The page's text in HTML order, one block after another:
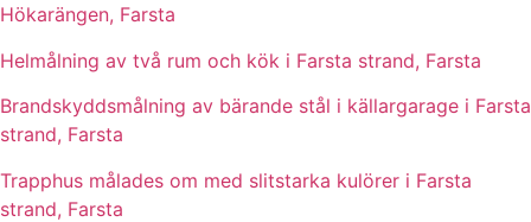
Hökarängen, Farsta
Helmålning av två rum och kök i Farsta strand, Farsta
Brandskyddsmålning av bärande stål i källargarage i Farsta
strand, Farsta
Trapphus målades om med slitstarka kulörer i Farsta
strand, Farsta